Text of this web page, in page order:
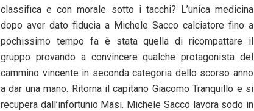
classifica e con morale sotto i tacchi? L’unica medicina
dopo aver dato fiducia a Michele Sacco calciatore fino a
pochissimo tempo fa è stata quella di ricompattare il
gruppo provando a convincere qualche protagonista del
cammino vincente in seconda categoria dello scorso anno
a dar una mano. Ritorna il capitano Giacomo Tranquillo e si
recupera dall’infortunio Masi. Michele Sacco lavora sodo in